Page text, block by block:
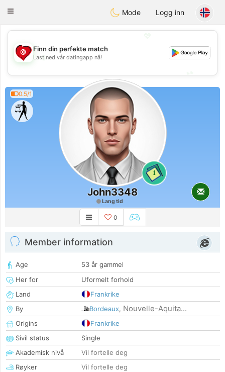
Tunisia Dating
Toggle
Mode Logg inn
💖
💕
Finn din perfekte match
Last ned vår datingapp nå!
0.5/1
1
John3348
Lang tid
0
Member information
Age
53 år gammel
Her for
Uformelt forhold
Land
Frankrike
By
Bordeaux, Nouvelle-Aquita...
Origins
Frankrike
Sivil status
Single
Akademisk nivå
Vil fortelle deg
Røyker
Vil fortelle deg